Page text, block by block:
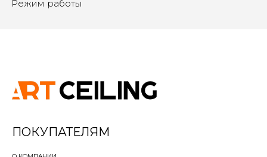
Режим работы
ПОКУПАТЕЛЯМ